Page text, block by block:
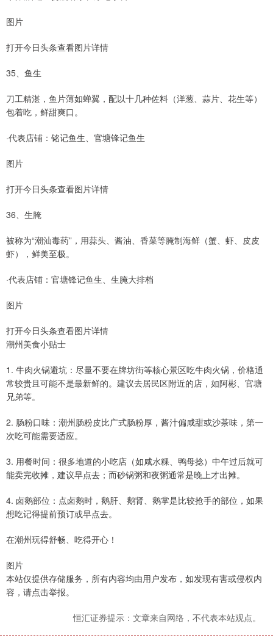
图片
打开今日头条查看图片详情
35、鱼生
刀工精湛，鱼片薄如蝉翼，配以十几种佐料（洋葱、蒜片、花生等）
包着吃，鲜甜爽口。
·代表店铺：铭记鱼生、官塘锋记鱼生
图片
打开今日头条查看图片详情
36、生腌
被称为“潮汕毒药”，用蒜头、酱油、香菜等腌制海鲜（蟹、虾、皮皮
虾），鲜美至极。
·代表店铺：官塘锋记鱼生、生腌大排档
图片
打开今日头条查看图片详情
潮州美食小贴士
1. 牛肉火锅避坑：尽量不要在牌坊街等核心景区吃牛肉火锅，价格通
常较贵且可能不是最新鲜的。建议去居民区附近的店，如阿彬、官塘
兄弟等。
2. 肠粉口味：潮州肠粉皮比广式肠粉厚，酱汁偏咸甜或沙茶味，第一
次吃可能需要适应。
3. 用餐时间：很多地道的小吃店（如咸水粿、鸭母捻）中午过后就可
能卖完收摊，建议早点去；而砂锅粥和夜粥通常是晚上才出摊。
4. 卤鹅部位：点卤鹅时，鹅肝、鹅肾、鹅掌是比较抢手的部位，如果
想吃记得提前预订或早点去。
在潮州玩得舒畅、吃得开心！
图片
本站仅提供存储服务，所有内容均由用户发布，如发现有害或侵权内
容，请点击举报。
恒汇证券提示：文章来自网络，不代表本站观点。